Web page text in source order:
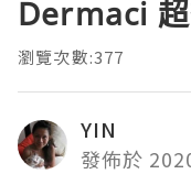
Dermaci
瀏覽次數:377
YIN
發佈於